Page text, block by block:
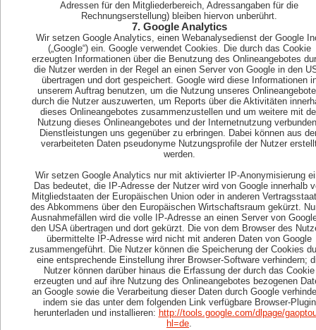
Adressen für den Mitgliederbereich, Adressangaben für die
Rechnungserstellung) bleiben hiervon unberührt.
7. Google Analytics
Wir setzen Google Analytics, einen Webanalysedienst der Google
(„Google“) ein. Google verwendet Cookies. Die durch das Cookie
erzeugten Informationen über die Benutzung des Onlineangebotes
die Nutzer werden in der Regel an einen Server von Google in den
übertragen und dort gespeichert. Google wird diese Informationen
unserem Auftrag benutzen, um die Nutzung unseres
durch die Nutzer auszuwerten, um Reports über die Aktivitäten
dieses Onlineangebotes zusammenzustellen und um weitere mit
Nutzung dieses Onlineangebotes und der Internetnutzung
Dienstleistungen uns gegenüber zu erbringen. Dabei können aus
verarbeiteten Daten pseudonyme Nutzungsprofile der Nutzer
werden.
Wir setzen Google Analytics nur mit aktivierter IP-Anonymisierung
Das bedeutet, die IP-Adresse der Nutzer wird von Google innerhalb
Mitgliedstaaten der Europäischen Union oder in anderen
des Abkommens über den Europäischen Wirtschaftsraum gekürzt.
Ausnahmefällen wird die volle IP-Adresse an einen Server von
den USA übertragen und dort gekürzt. Die von dem Browser des
übermittelte IP-Adresse wird nicht mit anderen Daten von Google
zusammengeführt. Die Nutzer können die Speicherung der Cookies
eine entsprechende Einstellung ihrer Browser-Software verhindern;
Nutzer können darüber hinaus die Erfassung der durch das Cookie
erzeugten und auf ihre Nutzung des Onlineangebotes bezogenen
an Google sowie die Verarbeitung dieser Daten durch Google
indem sie das unter dem folgenden Link verfügbare Browser-Plugin
herunterladen und installieren: http://tools.google.com/dlpage/
hl=de.